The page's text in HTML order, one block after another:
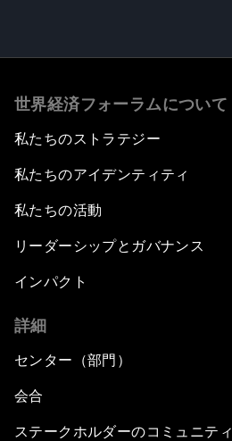
世界経済フォーラムについて
私たちのストラテジー
私たちのアイデンティティ
私たちの活動
リーダーシップとガバナンス
インパクト
詳細
センター（部門）
会合
ステークホルダーのコミュニティ